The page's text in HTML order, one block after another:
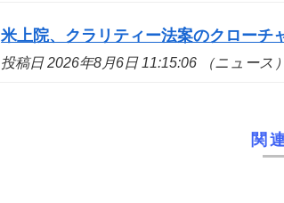
米上院、クラリティー法案のクローチ
投稿日 2026年8月6日 11:15:06 （ニュース）
関